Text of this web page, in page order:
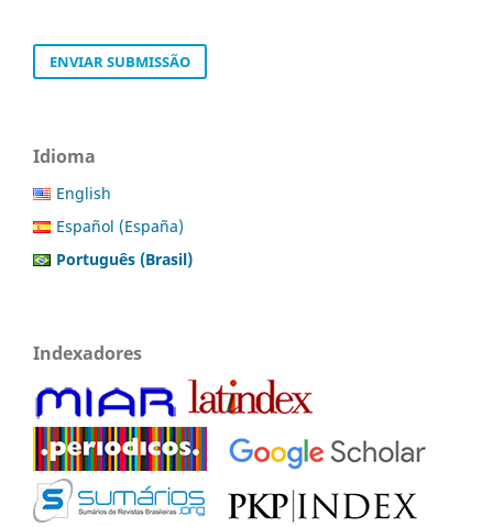
ENVIAR SUBMISSÃO
Idioma
English
Español (España)
Português (Brasil)
Indexadores